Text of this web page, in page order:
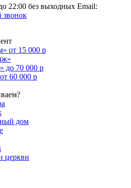
22:00 без выходных Email:
от 15 000 р
до 70 000 р
60 000 р
дом
церкви